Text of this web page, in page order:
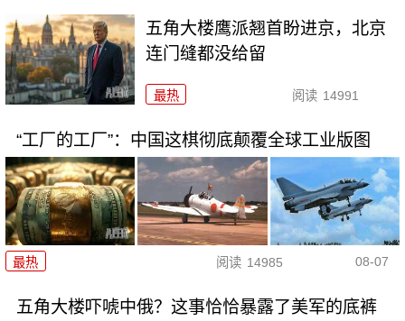
五角大楼鹰派翘首盼进京，北京
连门缝都没给留
最热 阅读 14991
“工厂的工厂”：中国这棋彻底颠覆全球工业版图
最热 阅读 14985 08-07
五角大楼吓唬中俄？这事恰恰暴露了美军的底裤